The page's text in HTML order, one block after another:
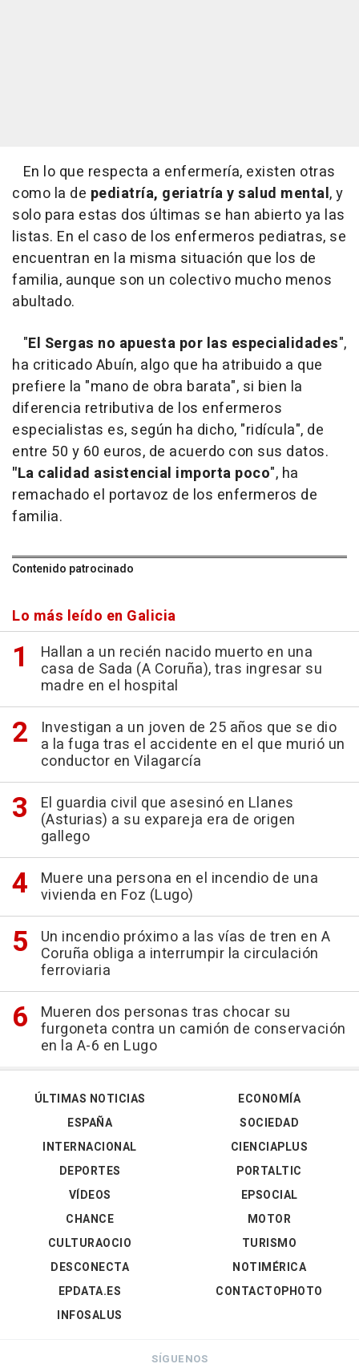
En lo que respecta a enfermería, existen otras
como la de pediatría, geriatría y salud mental, y
solo para estas dos últimas se han abierto ya las
listas. En el caso de los enfermeros pediatras, se
encuentran en la misma situación que los de
familia, aunque son un colectivo mucho menos
abultado.
"El Sergas no apuesta por las especialidades",
ha criticado Abuín, algo que ha atribuido a que
prefiere la "mano de obra barata", si bien la
diferencia retributiva de los enfermeros
especialistas es, según ha dicho, "ridícula", de
entre 50 y 60 euros, de acuerdo con sus datos.
"La calidad asistencial importa poco", ha
remachado el portavoz de los enfermeros de
familia.
Contenido patrocinado
Lo más leído en Galicia
Hallan a un recién nacido muerto en una
casa de Sada (A Coruña), tras ingresar su
madre en el hospital
Investigan a un joven de 25 años que se dio
a la fuga tras el accidente en el que murió un
conductor en Vilagarcía
El guardia civil que asesinó en Llanes
(Asturias) a su expareja era de origen
gallego
Muere una persona en el incendio de una
vivienda en Foz (Lugo)
Un incendio próximo a las vías de tren en A
Coruña obliga a interrumpir la circulación
ferroviaria
Mueren dos personas tras chocar su
furgoneta contra un camión de conservación
en la A-6 en Lugo
ÚLTIMAS NOTICIAS
ESPAÑA
INTERNACIONAL
DEPORTES
VÍDEOS
ECONOMÍA
SOCIEDAD
CIENCIAPLUS
PORTALTIC
EPSOCIAL
CHANCE
CULTURAOCIO
DESCONECTA
EPDATA.ES
INFOSALUS
MOTOR
TURISMO
NOTIMÉRICA
CONTACTOPHOTO
SÍGUENOS